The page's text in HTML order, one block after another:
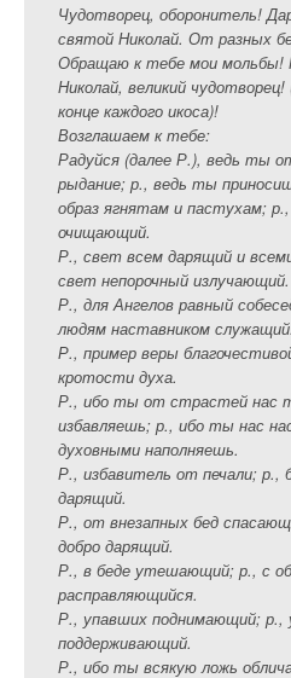
Чудотворец, оборонитель!
святой Николай. От разных
Обращаю к тебе мои мольбы!
Николай, великий чудотворец!
конце каждого икоса)!
Возглашаем к тебе:
Радуйся (далее Р.), ведь ты
рыдание; р., ведь ты
образ ягнятам и пастухам;
очищающий.
Р., свет всем дарящий и
свет непорочный излучающий.
Р., для Ангелов равный
людям наставником служащий.
Р., пример веры
кротости духа.
Р., ибо ты от страстей нас
избавляешь; р., ибо ты нас
духовными наполняешь.
Р., избавитель от печали; р.,
дарящий.
Р., от внезапных бед
добро дарящий.
Р., в беде утешающий; р., с
расправляющийся.
Р., упавших поднимающий; р.,
поддерживающий.
Р., ибо ты всякую ложь